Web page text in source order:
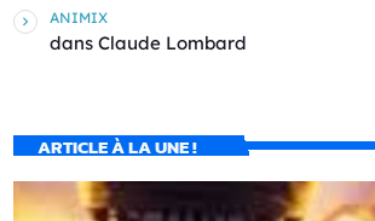
ANIMIX
dans Claude Lombard
ARTICLE À LA UNE !